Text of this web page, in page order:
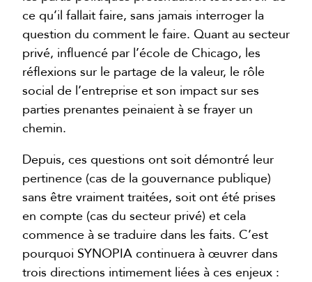
ce qu’il fallait faire, sans jamais interroger la
question du comment le faire. Quant au secteur
privé, influencé par l’école de Chicago, les
réflexions sur le partage de la valeur, le rôle
social de l’entreprise et son impact sur ses
parties prenantes peinaient à se frayer un
chemin.
Depuis, ces questions ont soit démontré leur
pertinence (cas de la gouvernance publique)
sans être vraiment traitées, soit ont été prises
en compte (cas du secteur privé) et cela
commence à se traduire dans les faits. C’est
pourquoi SYNOPIA continuera à œuvrer dans
trois directions intimement liées à ces enjeux :